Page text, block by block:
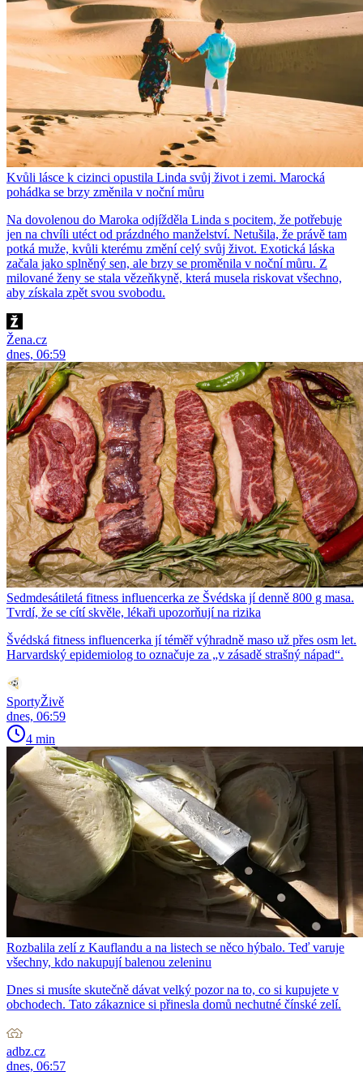
Kvůli lásce k cizinci opustila Linda svůj život i zemi. Marocká
pohádka se brzy změnila v noční můru
Na dovolenou do Maroka odjížděla Linda s pocitem, že potřebuje
jen na chvíli utéct od prázdného manželství. Netušila, že právě tam
potká muže, kvůli kterému změní celý svůj život. Exotická láska
začala jako splněný sen, ale brzy se proměnila v noční můru. Z
milované ženy se stala vězeňkyně, která musela riskovat všechno,
aby získala zpět svou svobodu.
Žena.cz
dnes, 06:59
Sedmdesátiletá fitness influencerka ze Švédska jí denně 800 g masa.
Tvrdí, že se cítí skvěle, lékaři upozorňují na rizika
Švédská fitness influencerka jí téměř výhradně maso už přes osm let.
Harvardský epidemiolog to označuje za „v zásadě strašný nápad“.
SportyŽivě
dnes, 06:59
4 min
Rozbalila zelí z Kauflandu a na listech se něco hýbalo. Teď varuje
všechny, kdo nakupují balenou zeleninu
Dnes si musíte skutečně dávat velký pozor na to, co si kupujete v
obchodech. Tato zákaznice si přinesla domů nechutné čínské zelí.
adbz.cz
dnes, 06:57